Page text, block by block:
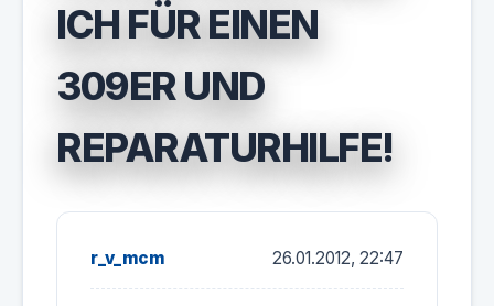
ICH FÜR EINEN
309ER UND
REPARATURHILFE!
r_v_mcm 26.01.2012, 22:47